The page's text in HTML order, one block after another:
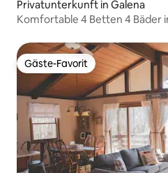
Privatunterkunft in Galena
Komfortable 4 Betten 4 Bäder
Gäste-Favorit
Gäste-Favorit